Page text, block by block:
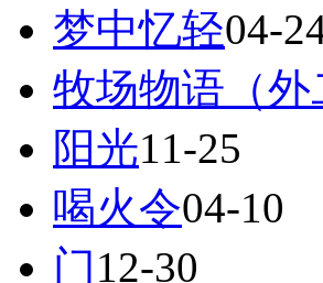
梦中忆轻04-
牧场物语（外
阳光11-25
喝火令04-10
门12-30